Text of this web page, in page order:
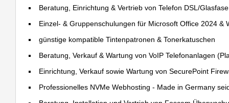
Beratung, Einrichtung & Vertrieb von Telefon DSL/
Einzel- & Gruppenschulungen für Microsoft Office 2024 &
günstige kompatible Tintenpatronen & Tonerkatuschen
Beratung, Verkauf & Wartung von VoIP Telefonanlagen
Einrichtung, Verkauf sowie Wartung von SecurePoint
Professionelles NVMe Webhosting - Made in Germany